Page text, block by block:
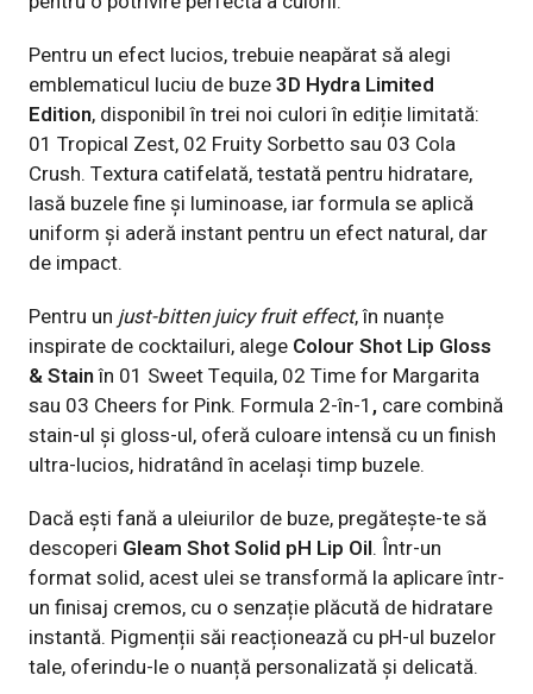
Pentru un efect lucios, trebuie neapărat să alegi
emblematicul luciu de buze3D Hydra Limited
Edition, disponibil în trei noi culori în ediție limitată:
01 Tropical Zest, 02 Fruity Sorbetto sau 03 Cola
Crush. Textura catifelată, testată pentru hidratare,
lasă buzele fine și luminoase, iar formula se aplică
uniform și aderă instant pentru un efect natural, dar
de impact.
Pentru un just-bitten juicy fruit effect, în nuanțe
inspirate de cocktailuri, alege Colour Shot Lip Gloss
& Stainîn 01 Sweet Tequila, 02 Time for Margarita
sau 03 Cheers for Pink. Formula 2-în-1, care combină
stain-ul și gloss-ul, oferă culoare intensă cu un finish
ultra-lucios, hidratând în același timp buzele.
Dacă ești fană a uleiurilor de buze, pregătește-te să
descoperi Gleam Shot Solid pH Lip Oil. Într-un
format solid, acest ulei se transformă la aplicare într-
un finisaj cremos, cu o senzație plăcută de hidratare
instantă. Pigmenții săi reacționează cu pH-ul buzelor
tale, oferindu-le o nuanță personalizată și delicată.